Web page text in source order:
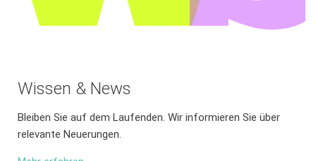
Wissen & News
Bleiben Sie auf dem Laufenden. Wir informieren Sie über
relevante Neuerungen.